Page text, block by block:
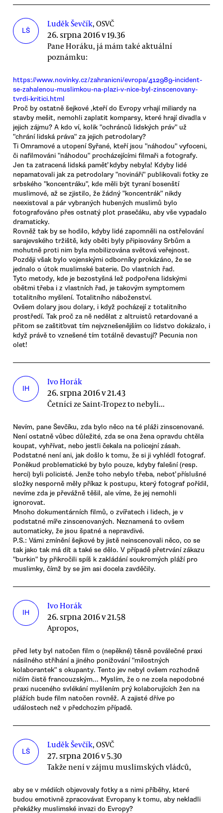
LŠ
Luděk Ševčík, OSVČ
26. srpna 2016 v 19.36
Pane Horáku, já mám také aktuální
poznámku:
https://www.novinky.cz/zahranicni/evropa/412989-incident-
se-zahalenou-muslimkou-na-plazi-v-nice-byl-zinscenovany-
tvrdi-kritici.html
Proč by ostatně šejkové ,kteří do Evropy vrhají miliardy na
stavby mešit, nemohli zaplatit komparsy, které hrají divadla v
jejich zájmu? A kdo ví, kolik "ochránců lidských práv" už
"chrání lidská práva" za jejich petrodolary?
Ti Omramové a utopení Syřané, kteří jsou "náhodou" vyfoceni,
či nafilmováni "náhodou" procházejícími filmaři a fotografy.
Jen ta zatracená lidská paměť kdyby nebyla! Kdyby lidé
nepamatovali jak za petrodolary "novináři" publikovali fotky ze
srbského "koncentráku", kde měli být tyraní bosenští
muslimové, až se zjistilo, že žádný "koncentrák" nikdy
neexistoval a pár vybraných hubených muslimů bylo
fotografováno přes ostnatý plot prasečáku, aby vše vypadalo
dramaticky.
Rovněž tak by se hodilo, kdyby lidé zapomněli na ostřelování
sarajevského tržiště, kdy oběti byly připisovány Srbům a
mohutně proti nim byla mobilizována světová veřejnost.
Později však bylo vojenskými odborníky prokázáno, že se
jednalo o útok muslimské baterie. Do vlastních řad.
Tyto metody, kde je bezostyšná lež podpořena lidskými
obětmi třeba i z vlastních řad, je takovým symptomem
totalitního myšlení. Totalitního náboženství.
Ovšem dolary jsou dolary, i když pocházejí z totalitního
prostředí. Tak proč za ně nedělat z altruistů retardované a
přitom se zaštiťovat tím nejvznešenějším co lidstvo dokázalo, i
když právě to vznešené tím totálně devastují? Pecunia non
olet!
IH
Ivo Horák
26. srpna 2016 v 21.43
Četníci ze Saint-Tropez to nebyli...
Nevím, pane Ševčíku, zda bylo něco na té pláži zinscenované.
Není ostatně vůbec důležité, zda se ona žena opravdu chtěla
koupat, vyhřívat, nebo jestli čekala na policejní zásah.
Podstatné není ani, jak došlo k tomu, že si ji vyhlédl fotograf.
Poněkud problematické by bylo pouze, kdyby falešní (resp.
herci) byli policisté. Jenže toho nebylo třeba, neboť příslušné
složky nesporně měly příkaz k postupu, který fotograf pořídil,
nevíme zda je převážně těšil, ale víme, že jej nemohli
ignorovat.
Mnoho dokumentárních filmů, o zvířatech i lidech, je v
podstatné míře zinscenovaných. Neznamená to ovšem
automaticky, že jsou špatné a nepravdivé.
P.S.: Vámi zmínění šejkové by jistě neinscenovali něco, co se
tak jako tak má dít a také se dělo. V případě přetrvání zákazu
"burkin" by přikročili spíš k zakládání soukromých pláží pro
muslimky, čímž by se jim asi docela zavděčily.
IH
Ivo Horák
26. srpna 2016 v 21.58
Apropos,
před lety byl natočen film o (nepěkné) těsně poválečné praxi
násilného stříhání a jiného ponižování "milostných
kolaborantek" s okupanty. Tento jev nebyl ovšem rozhodně
ničím čistě francouzským... Myslím, že o ne zcela nepodobné
praxi nuceného svlékání myšlením prý kolaborujících žen na
plážích bude film natočen rovněž. A zajisté dříve po
událostech než v předchozím případě.
LŠ
Luděk Ševčík, OSVČ
27. srpna 2016 v 5.30
Takže není v zájmu muslimských vládců,
aby se v médiích objevovaly fotky a s nimi příběhy, které
budou emotivně zpracovávat Evropany k tomu, aby nekladli
překážky muslimské invazi do Evropy?